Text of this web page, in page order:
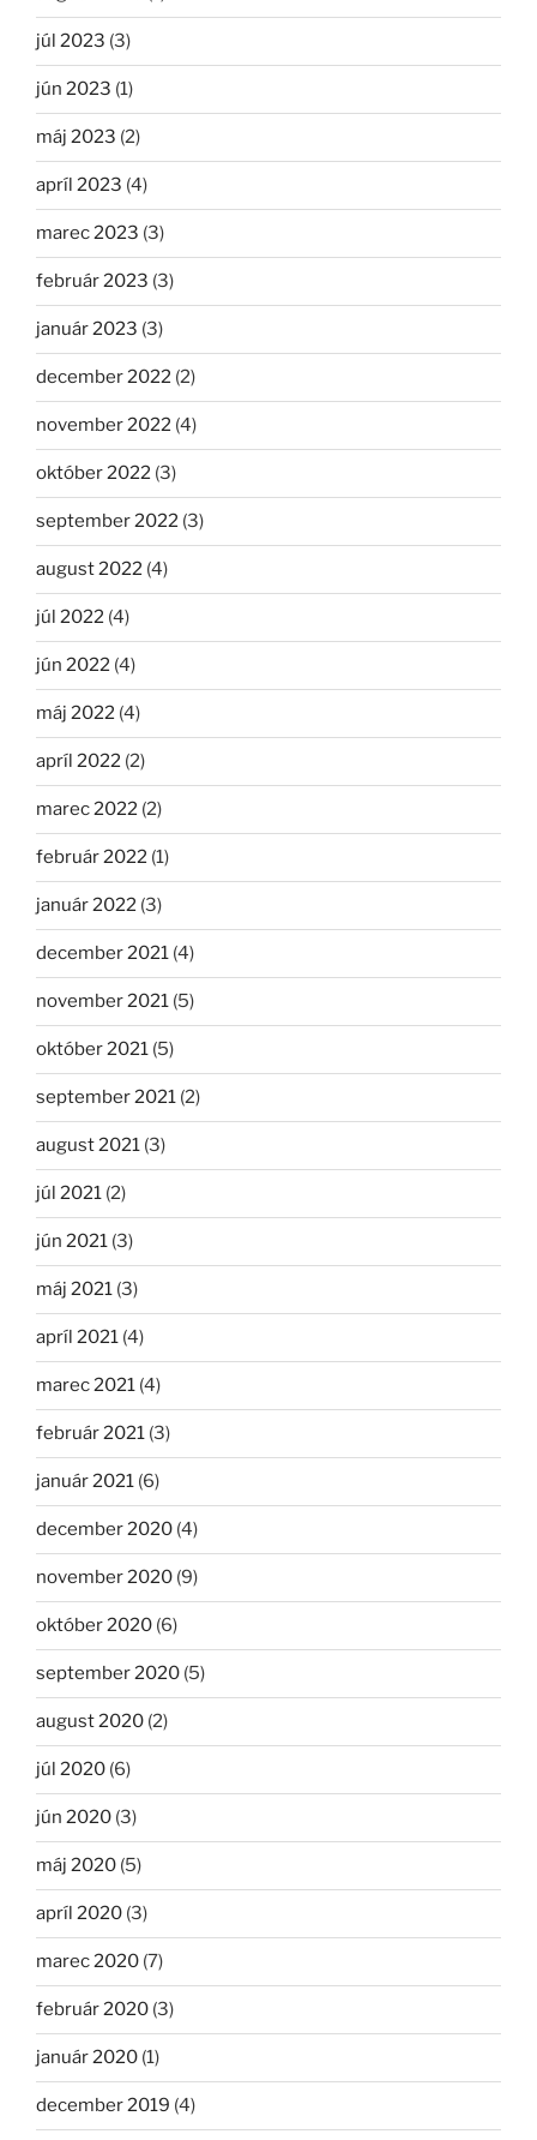
júl 2023 (3)
jún 2023 (1)
máj 2023 (2)
apríl 2023 (4)
marec 2023 (3)
február 2023 (3)
január 2023 (3)
december 2022 (2)
november 2022 (4)
október 2022 (3)
september 2022 (3)
august 2022 (4)
júl 2022 (4)
jún 2022 (4)
máj 2022 (4)
apríl 2022 (2)
marec 2022 (2)
február 2022 (1)
január 2022 (3)
december 2021 (4)
november 2021 (5)
október 2021 (5)
september 2021 (2)
august 2021 (3)
júl 2021 (2)
jún 2021 (3)
máj 2021 (3)
apríl 2021 (4)
marec 2021 (4)
február 2021 (3)
január 2021 (6)
december 2020 (4)
november 2020 (9)
október 2020 (6)
september 2020 (5)
august 2020 (2)
júl 2020 (6)
jún 2020 (3)
máj 2020 (5)
apríl 2020 (3)
marec 2020 (7)
február 2020 (3)
január 2020 (1)
december 2019 (4)